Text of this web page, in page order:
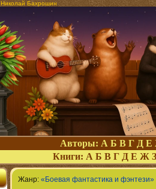
Николай Бахрошин
Авторы: А Б В Г Д Е
Книги: А Б В Г Д Е Ж З
Жанр: «Боевая фантастика и фэнтези»